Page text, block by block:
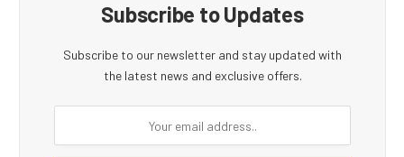
Subscribe to Updates
Subscribe to our newsletter and stay updated with
the latest news and exclusive offers.